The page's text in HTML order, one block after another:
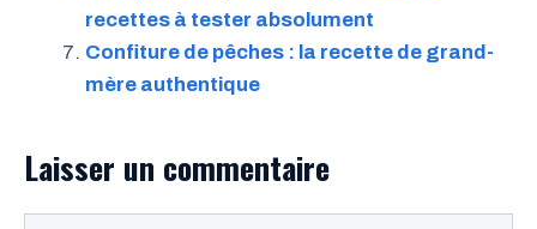
recettes à tester absolument
Confiture de pêches : la recette de grand-
mère authentique
Laisser un commentaire